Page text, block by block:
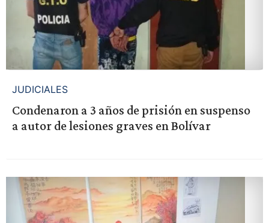
JUDICIALES
Condenaron a 3 años de prisión en suspenso
a autor de lesiones graves en Bolívar